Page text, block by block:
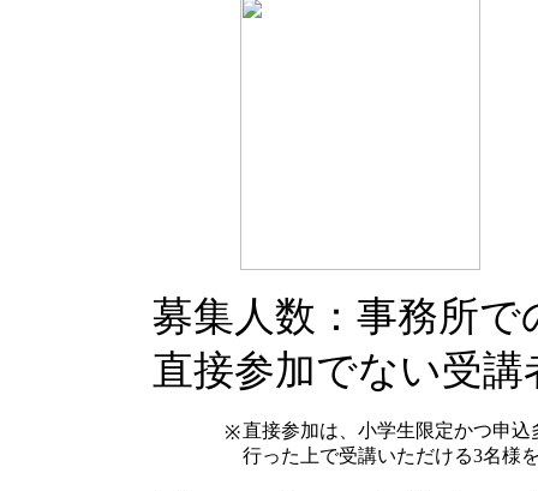
募集人数：事務所
直接参加でない受
※直接参加は、小学生限定かつ申
行った上で受講いただける3名様